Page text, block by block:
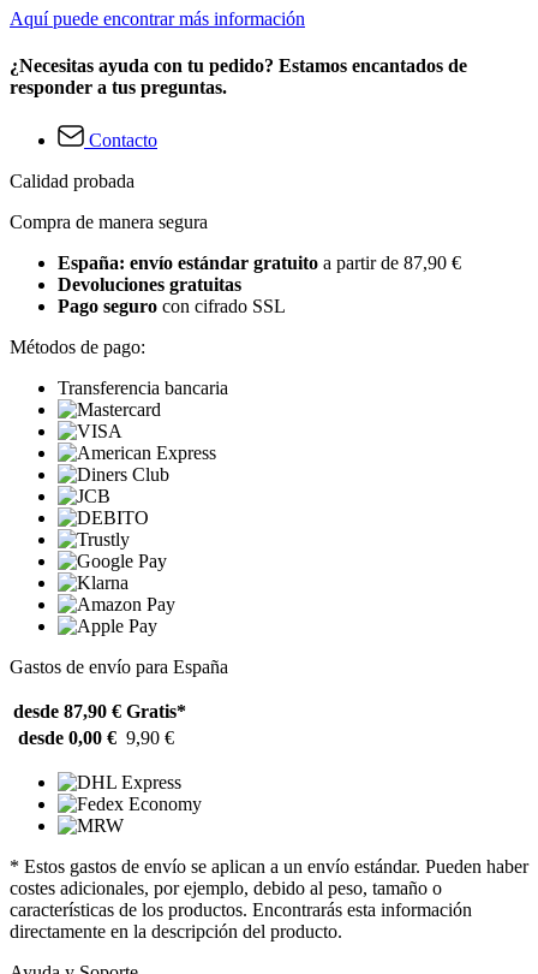
Aquí puede encontrar más información
¿Necesitas ayuda con tu pedido? Estamos encantados de
responder a tus preguntas.
Contacto
Calidad probada
Compra de manera segura
España: envío estándar gratuito a partir de 87,90 €
Devoluciones gratuitas
Pago seguro con cifrado SSL
Métodos de pago:
Transferencia bancaria
Gastos de envío para España
desde 87,90 € Gratis*
desde 0,00 € 9,90 €
* Estos gastos de envío se aplican a un envío estándar. Pueden haber
costes adicionales, por ejemplo, debido al peso, tamaño o
características de los productos. Encontrarás esta información
directamente en la descripción del producto.